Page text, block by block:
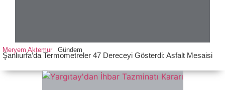
Meryem Aktemur Gündem
Şanlıurfa’da Termometreler 47 Dereceyi Gösterdi: Asfalt Mesaisi